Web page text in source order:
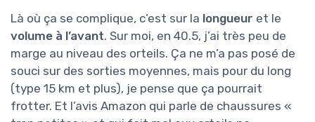
Là où ça se complique, c’est sur la longueur et le
volume à l’avant. Sur moi, en 40.5, j’ai très peu de
marge au niveau des orteils. Ça ne m’a pas posé de
souci sur des sorties moyennes, mais pour du long
(type 15 km et plus), je pense que ça pourrait
frotter. Et l’avis Amazon qui parle de chaussures «